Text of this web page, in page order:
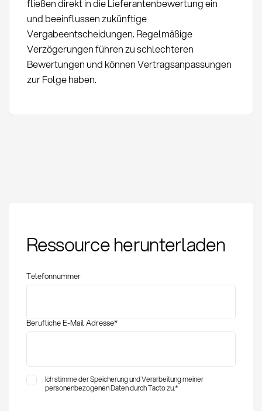
fließen direkt in die Lieferantenbewertung ein
und beeinflussen zukünftige
Vergabeentscheidungen. Regelmäßige
Verzögerungen führen zu schlechteren
Bewertungen und können Vertragsanpassungen
zur Folge haben.
Definition, Methoden
und KPIs im Einkauf
Ressource herunterladen
Telefonnummer
Berufliche E-Mail Adresse*
Ich stimme der Speicherung und Verarbeitung meiner
personenbezogenen Daten durch Tacto zu.*